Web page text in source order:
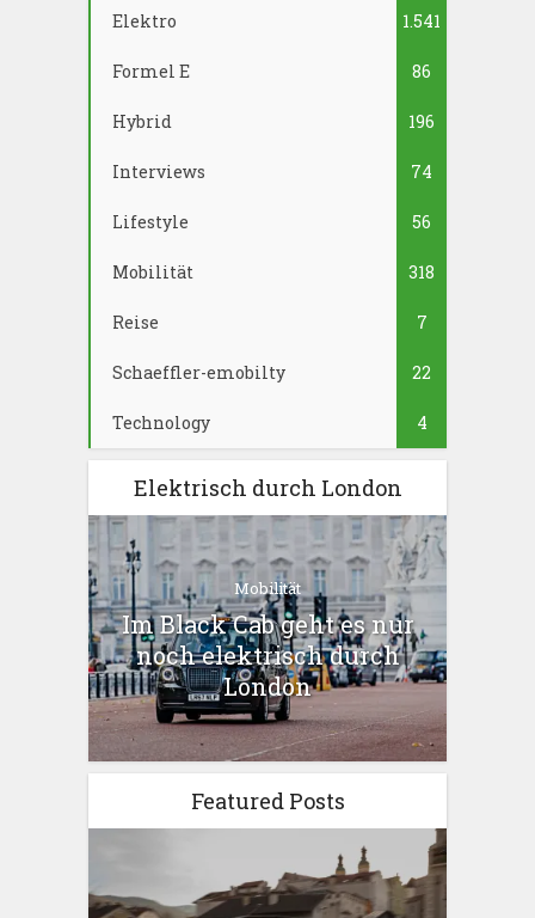
Elektro 1.541
Formel E 86
Hybrid 196
Interviews 74
Lifestyle 56
Mobilität 318
Reise 7
Schaeffler-emobilty 22
Technology 4
Elektrisch durch London
Mobilität
Im Black Cab geht es nur
noch elektrisch durch
London
Featured Posts